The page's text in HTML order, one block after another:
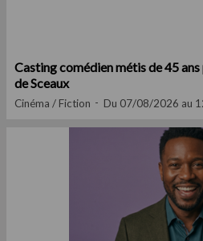
Casting comédien métis de 45
de Sceaux
Cinéma / Fiction Du 07/08/2026 au